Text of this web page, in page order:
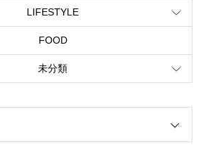
LIFESTYLE
FOOD
未分類